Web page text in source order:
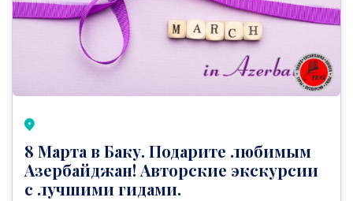
8 Марта в Баку. Подарите любимым
Азербайджан! Авторские экскурсии
с лучшими гидами.